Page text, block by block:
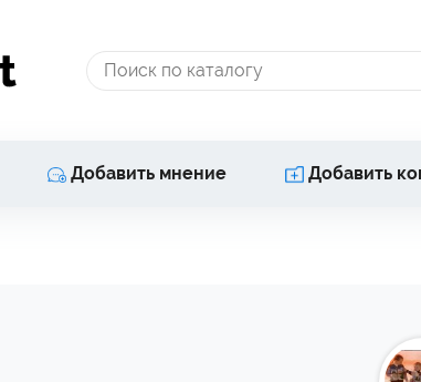
Добавить мнение Добавить